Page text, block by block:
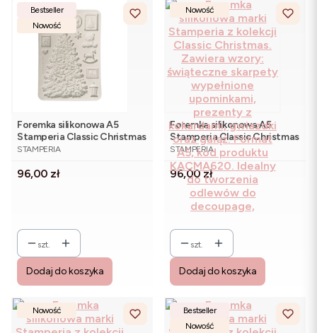
Bestseller
Nowość
Foremka silikonowa A5
Stamperia Classic Christmas
KACMA621 - świąteczna
PRODUCENT
STAMPERIA
Cena
96,00 zł
szt.
Dodaj do koszyka
Nowość
Foremka silikonowa A5
Stamperia Classic Christmas
KACMA620 - świąteczne
skarpety i prezenty
PRODUCENT
STAMPERIA
Cena
96,00 zł
szt.
Dodaj do koszyka
Nowość
Bestseller
Nowość